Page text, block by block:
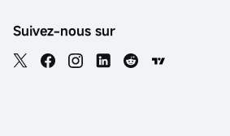
Suivez-nous sur